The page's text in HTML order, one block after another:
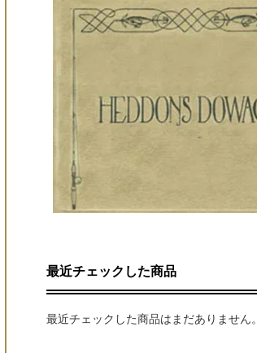
最近チェックした商品
最近チェックした商品はまだありません。